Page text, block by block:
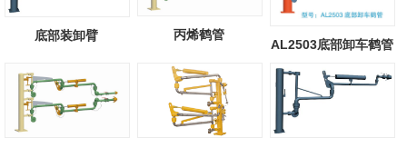
底部装卸臂 丙烯鹤管
AL2503底部卸车鹤管